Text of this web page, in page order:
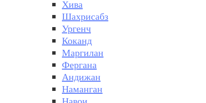
Хива
Шахрисабз
Ургенч
Коканд
Маргилан
Фергана
Андижан
Наманган
Навои